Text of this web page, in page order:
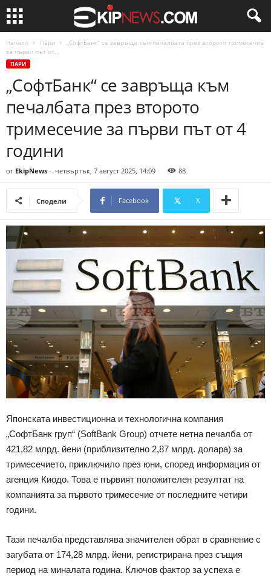
Начало Пари
„СофтБанк“ се завръща към печалбата през второто тримесечие
за първи път от...
ПАРИ
„СофтБанк“ се завръща към
печалбата през второто
тримесечие за първи път от 4
години
от EkipNews - четвъртък, 7 август 2025, 14:09 88
Сподели Facebook X
Японската инвестиционна и технологична компания
„СофтБанк груп“ (SoftBank Group) отчете нетна печалба от
421,82 млрд. йени (приблизително 2,87 млрд. долара) за
тримесечието, приключило през юни, според информация от
агенция Киодо. Това е първият положителен резултат на
компанията за първото тримесечие от последните четири
години.
Тази печалба представлява значителен обрат в сравнение с
загубата от 174,28 млрд. йени, регистрирана през същия
период на миналата година. Ключов фактор за успеха е